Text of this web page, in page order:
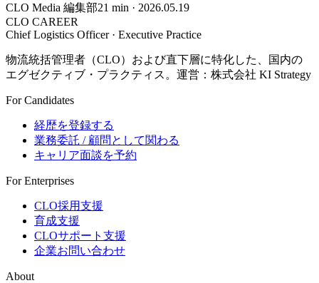
CLO Media 編集部21 min · 2026.05.19
CLO CAREER
Chief Logistics Officer · Executive Practice
物流統括管理者（CLO）および直下層に特化した、国内の
エグゼクティブ・プラクティス。運営：株式会社 KI Strategy
For Candidates
経歴を登録する
業務委託 / 顧問として関わる
キャリア面談を予約
For Enterprises
CLO採用支援
育成支援
CLOサポート支援
企業お問い合わせ
About